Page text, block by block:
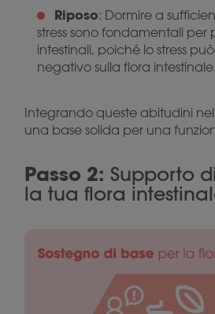
Riposo: Dormire a
stress sono fondamentali per
intestinali, poiché lo stress
negativo sulla flora intestinale.
Integrando queste abitudini
una base solida per una
Passo 2: Supporto
la tua flora